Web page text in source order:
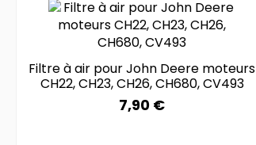
Filtre à air pour John Deere moteurs
CH22, CH23, CH26, CH680, CV493
7,90 €